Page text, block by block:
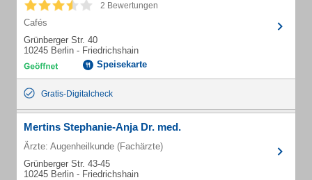
2 Bewertungen
Cafés
Grünberger Str. 40
10245 Berlin - Friedrichshain
Speisekarte
Gratis-Digitalcheck
Mertins Stephanie-Anja Dr. med.
Ärzte: Augenheilkunde (Fachärzte)
Grünberger Str. 43-45
10245 Berlin - Friedrichshain